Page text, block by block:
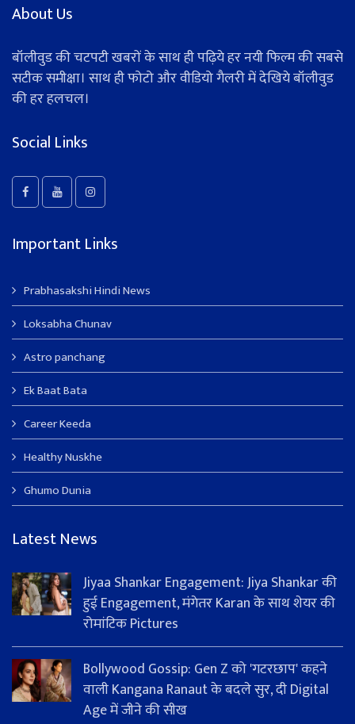
About Us
बॉलीवुड की चटपटी खबरों के साथ ही पढ़िये हर नयी फिल्म की सबसे
सटीक समीक्षा। साथ ही फोटो और वीडियो गैलरी में देखिये बॉलीवुड
की हर हलचल।
Social Links
Important Links
Prabhasakshi Hindi News
Loksabha Chunav
Astro panchang
Ek Baat Bata
Career Keeda
Healthy Nuskhe
Ghumo Dunia
Latest News
Jiyaa Shankar Engagement: Jiya Shankar की
हुई Engagement, मंगेतर Karan के साथ शेयर की
रोमांटिक Pictures
Bollywood Gossip: Gen Z को 'गटरछाप' कहने
वाली Kangana Ranaut के बदले सुर, दी Digital
Age में जीने की सीख